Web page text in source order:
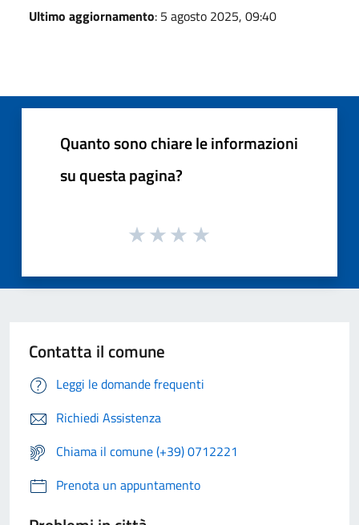
Ultimo aggiornamento: 5 agosto 2025, 09:40
Quanto sono chiare le informazioni
su questa pagina?
Contatta il comune
Leggi le domande frequenti
Richiedi Assistenza
Chiama il comune (+39) 0712221
Prenota un appuntamento